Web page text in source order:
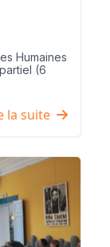
Humaines
(6
la suite